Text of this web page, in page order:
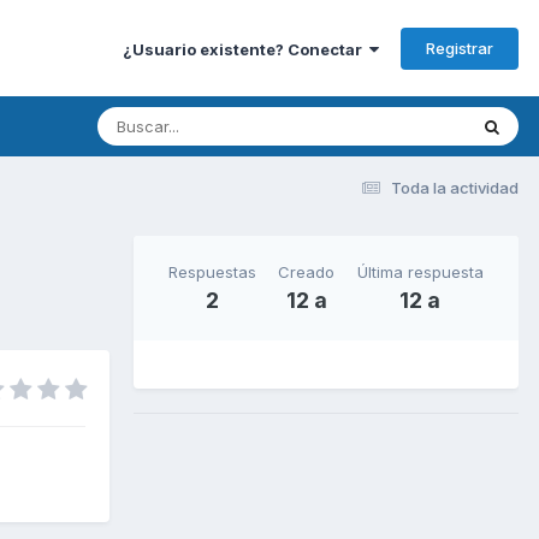
¿Usuario existente? Conectar Registrar
Toda la actividad
Respuestas
2
Creado
12 a
Última respuesta
12 a